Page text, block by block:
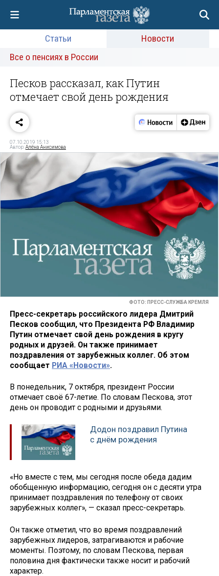
Статьи
Новости
Все о пенсиях в России
Песков рассказал, как Путин
отмечает свой день рождения
07.10.2019 15:13
Автор:Алёна Анисимова
ФОТО: ПРЕСС-СЛУЖБА КРЕМЛЯ
Пресс-секретарь российского лидера Дмитрий
Песков сообщил, что Президента РФ Владимир
Путин отмечает свой день рождения в кругу
родных и друзей. Он также принимает
поздравления от зарубежных коллег. Об этом
сообщает РИА «Новости».
В понедельник, 7 октября, президент России
отмечает своё 67-летие. По словам Пескова, этот
день он проводит с родными и друзьями.
Додон поздравил Путина
с днём рождения
«Но вместе с тем, мы сегодня после обеда дадим
обобщенную информацию, сегодня он с десяти утра
принимает поздравления по телефону от своих
зарубежных коллег», — сказал пресс-секретарь.
Он также отметил, что во время поздравлений
зарубежных лидеров, затрагиваются и рабочие
моменты. Поэтому, по словам Пескова, первая
половина дня фактически также носит и рабочий
характер.